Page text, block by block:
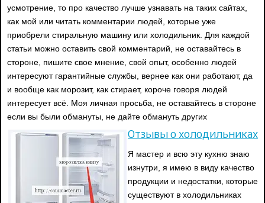
усмотрение, то про качество лучше узнавать на таких сайтах,
как мой или читать комментарии людей, которые уже
приобрели стиральную машину или холодильник. Для каждой
статьи можно оставить свой комментарий, не оставайтесь в
стороне, пишите свое мнение, свой опыт, особенно людей
интересуют гарантийные службы, вернее как они работают, да
и вообще как морозит, как стирает, короче говоря людей
интересует всё. Моя личная просьба, не оставайтесь в стороне
если вы были обмануты, не дайте обмануть других
Отзывы о холодильниках
Я мастер и всю эту кухню знаю
изнутри, я имею в виду качество
продукции и недостатки, которые
существуют в холодильниках